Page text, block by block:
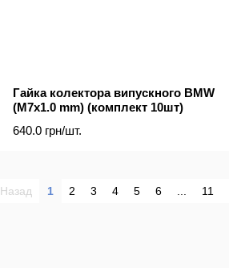
Гайка колектора випускного BMW
(M7x1.0 mm) (комплект 10шт)
640.0 грн/шт.
Назад 1 2 3 4 5 6 11